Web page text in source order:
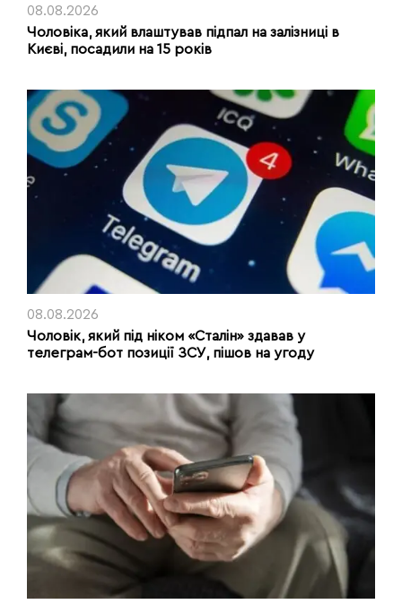
08.08.2026
Чоловіка, який влаштував підпал на залізниці в
Києві, посадили на 15 років
08.08.2026
Чоловік, який під ніком «Сталін» здавав у
телеграм-бот позиції ЗСУ, пішов на угоду